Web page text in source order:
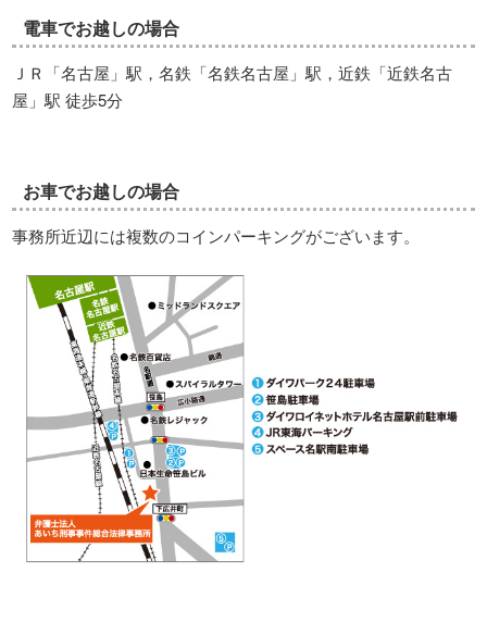
電車でお越しの場合
ＪＲ「名古屋」駅，名鉄「名鉄名古屋」駅，近鉄「近鉄名古
屋」駅 徒歩5分
お車でお越しの場合
事務所近辺には複数のコインパーキングがございます。